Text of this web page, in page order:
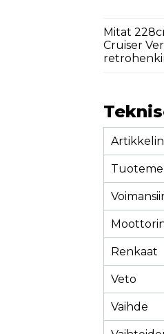
Mitat
Cruiser
Renkaat
Veto
Vaihde